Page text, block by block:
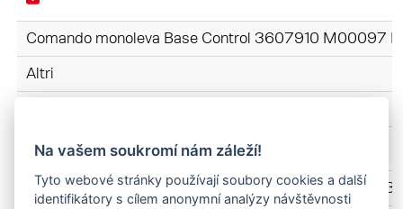
Comando monoleva Base Control 3607910 M00097
Altri
ProfiLine ISOBUSConnected Softwareanleitung-3181
Na vašem soukromí nám záleží!
Tyto webové stránky používají soubory cookies a další
identifikátory s cílem anonymní analýzy návštěvnosti